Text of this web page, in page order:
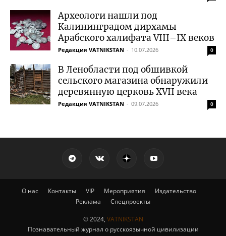
Археологи нашли под
Калининградом дирхамы
Арабского халифата VIII–IX веков
Редакция VATNIKSTAN - 10.07.2026 0
В Ленобласти под обшивкой
сельского магазина обнаружили
деревянную церковь XVII века
Редакция VATNIKSTAN - 09.07.2026 0
О нас Контакты VIP Мероприятия
Издательство
Реклама
Спецпроекты
© 2024, VATNIKSTAN
Познавательный журнал о русскоязычной цивилизации